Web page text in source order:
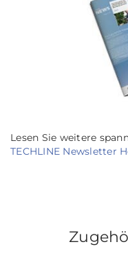
Lesen Sie weitere
TECHLINE Newsletter